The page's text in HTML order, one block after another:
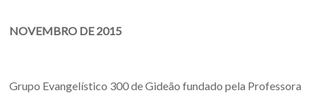
NOVEMBRO DE 2015
Grupo Evangelístico 300 de Gideão fundado pela Professora